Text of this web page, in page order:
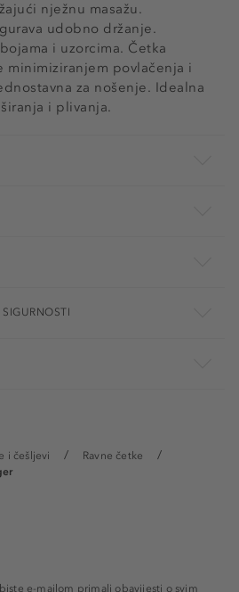
i češljevi
Ravne četke
nježnu masažu.
udobno držanje.
i uzorcima. Četka
minimiziranjem povlačenja i
za nošenje. Idealna
i plivanja.
e-mailom primali obavijesti o svim